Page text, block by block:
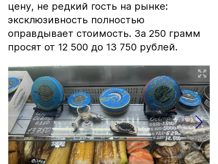
цену, не редкий гость на рынке:
эксклюзивность полностью
оправдывает стоимость. За 250 грамм
просят от 12 500 до 13 750 рублей.